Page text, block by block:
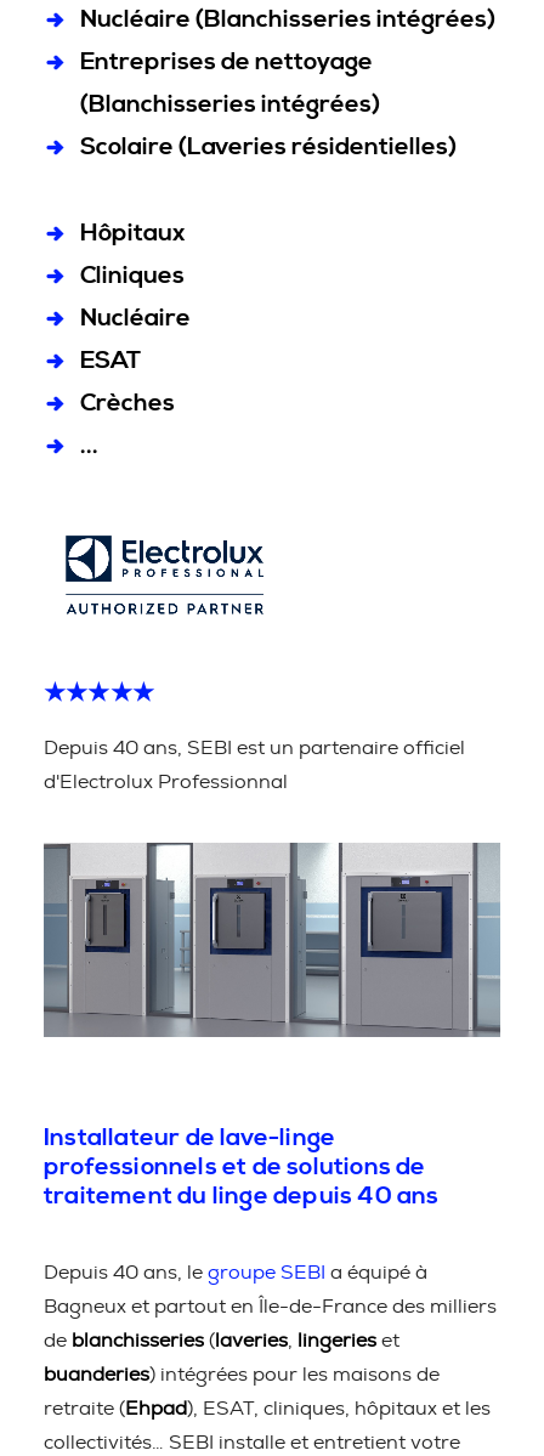
Nucléaire (Blanchisseries intégrées)
Entreprises de nettoyage
(Blanchisseries intégrées)
Scolaire (Laveries résidentielles)
Hôpitaux
Cliniques
Nucléaire
ESAT
Crèches
...
★★★★★
Depuis 40 ans, SEBI est un partenaire officiel
d'Electrolux Professionnal
Installateur de lave-linge
professionnels et de solutions de
traitement du linge depuis 40 ans
Depuis 40 ans, le groupe SEBI a équipé à
Bagneux et partout en Île-de-France des milliers
de blanchisseries ( laveries lingeries et
buanderies) intégrées pour les maisons de
retraite (Ehpad), ESAT, cliniques, hôpitaux et les
collectivités… SEBI installe et entretient votre